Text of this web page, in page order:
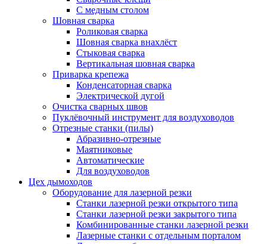
С медным столом
Шовная сварка
Роликовая сварка
Шовная сварка внахлёст
Стыковая сварка
Вертикальная шовная сварка
Приварка крепежа
Конденсаторная сварка
Электрической дугой
Очистка сварных швов
Пуклёвочный инструмент для воздуховодов
Отрезные станки (пилы)
Абразивно-отрезные
Маятниковые
Автоматические
Для воздуховодов
Цех дымоходов
Оборудование для лазерной резки
Станки лазерной резки открытого типа
Станки лазерной резки закрытого типа
Комбинированные станки лазерной резки
Лазерные станки с отдельным порталом